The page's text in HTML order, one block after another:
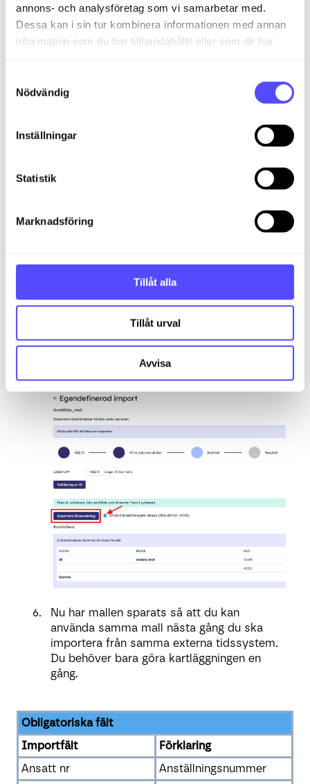
annons- och analysföretag som vi samarbetar med.
Dessa kan i sin tur kombinera informationen med annan
information som du har tillhandahållit eller som de har
Nödvändig
Inställningar
Statistik
Marknadsföring
Tillåt alla
Tillåt urval
Avvisa
När du har matchat alla relevanta kolumner,
klicka på "
Verifiera och importera löneunderlagen till
lönekörningen.
Nu har mallen sparats så att du kan
använda samma mall nästa gång du ska
importera från samma externa tidssystem.
Du behöver bara göra kartläggningen en
gång.
Obligatoriska fält
Importfält
Förklaring
Ansatt nr
Anställningsnummer